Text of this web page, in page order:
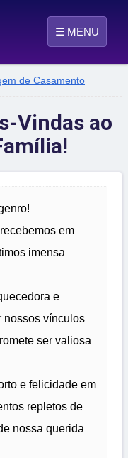
☰ MENU
de Casamento
Vindas ao
em
imensa
e
nossos vínculos
ser valiosa
e felicidade em
repletos de
nossa querida